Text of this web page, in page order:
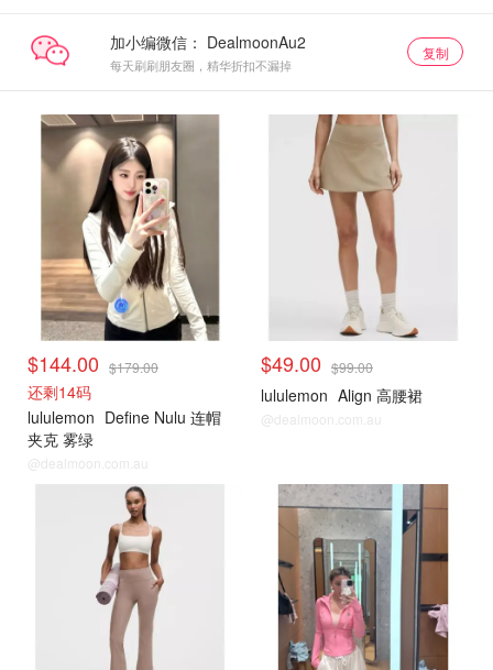
加小编微信：
每天刷刷朋友圈，精华折扣不漏掉
复制
$144.00 $179.00
还剩14码
lululemon Define Nulu 连帽
夹克 雾绿
@dealmoon.com.au
$49.00 $99.00
lululemon Align 高腰裙
@dealmoon.com.au